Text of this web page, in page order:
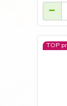
TOP